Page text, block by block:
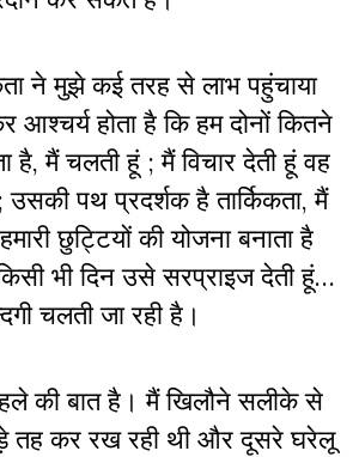
ने मुझे कई तरह से लाभ पहुंचाया
होता है कि हम दोनों कितने
है, मैं चलती हूं ; मैं विचार देती हूं वह
पथ प्रदर्शक है तार्किकता, मैं
छुट्टियों की योजना बनाता है
भी दिन उसे सरप्राइज देती हूं…
चलती जा रही है।
की बात है। मैं खिलौने सलीके से
तह कर रख रही थी और दूसरे घरेलू